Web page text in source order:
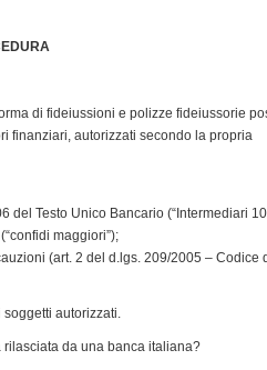
di fideiussioni e polizze fideiussorie
finanziari, autorizzati secondo la propria
del Testo Unico Bancario (“Intermediari
maggiori”);
(art. 2 del d.lgs. 209/2005 – Codice
autorizzati.
da una banca italiana?